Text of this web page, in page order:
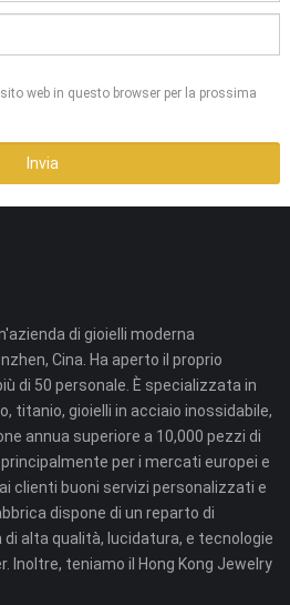
web in questo browser per la prossima
di gioielli moderna
Cina. Ha aperto il proprio
di 50 personale. È specializzata in
titanio, gioielli in acciaio inossidabile,
annua superiore a 10,000 pezzi di
per i mercati europei e
clienti buoni servizi personalizzati e
dispone di un reparto di
alta qualità, lucidatura, e tecnologie
Inoltre, teniamo il Hong Kong Jewelry